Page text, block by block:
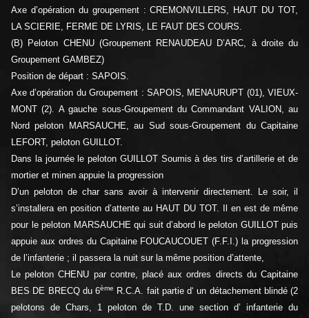
Axe d’opération du groupement : CREMONVILLERS, HAUT DU TOT,
LA SCIERIE, FERME DE LYRIS, LE FAUT DES COURS.
(B) Peloton CHENU (Groupement RENAUDEAU D’ARC, à droite du
Groupement GAMBEZ)
Position de départ : SAPOIS.
Axe d’opération du Groupement : SAPOIS, MENAURUPT (01), VIEUX-
MONT (2). A gauche sous-Groupement du Commandant VALION, au
Nord peloton MARSAUCHE, au Sud sous-Groupement du Capitaine
LEFORT, peloton GUILLOT.
Dans la journée le peloton GUILLOT Soumis à des tirs d’artillerie et de
mortier et minen appuie la progression
D’un peloton de char sans avoir à intervenir directement. Le soir, il
s’installera en position d’attente au HAUT DU TOT. Il en est de même
pour le peloton MARSAUCHE qui suit d’abord le peloton GUILLOT puis
appuie aux ordres du Capitaine FOUCAUCOUET (F.F.I.) la progression
de l’infanterie ; il passera la nuit sur la même position d’attente,
Le peloton CHENU par contre, placé aux ordres directs du Capitaine
BES DE BRECQ du 6ème
R.C.A. fait partie d‘ un détachement blindé (2
pelotons de Chars, 1 peloton de T.D. une section d’ infanterie du